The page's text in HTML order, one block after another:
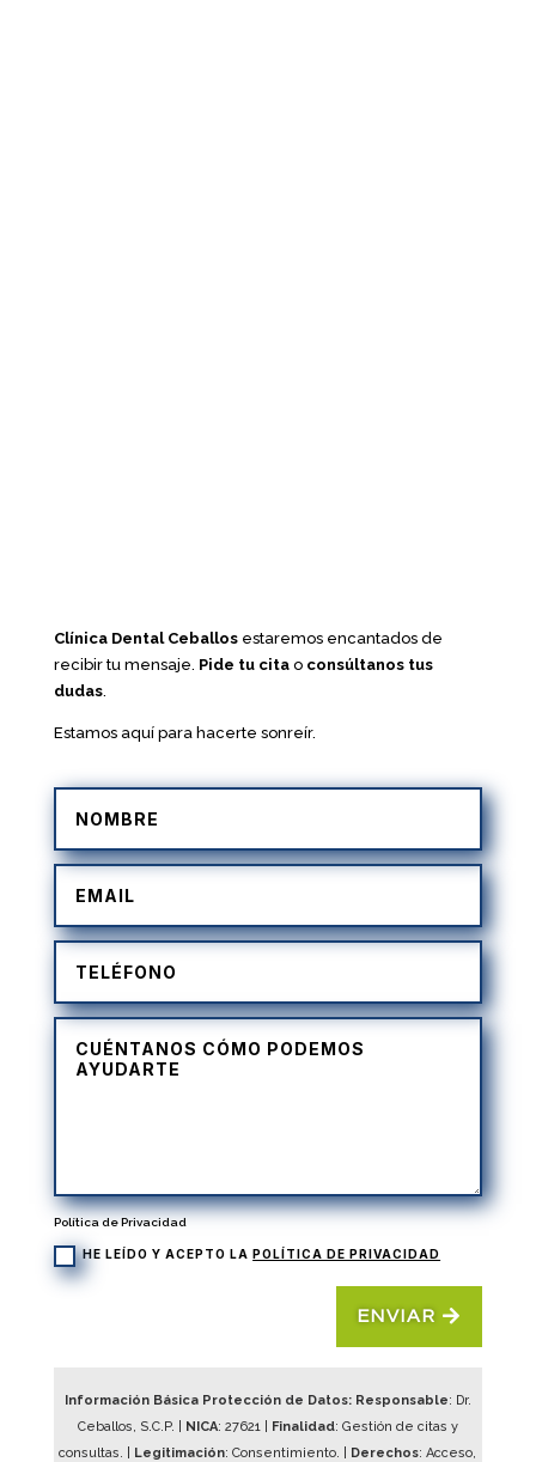
Clínica Dental Ceballosestaremos encantados de
recibir tu mensaje. Pide tu citao consúltanos tus
dudas.
Estamos aquí para hacerte sonreír.
Política de Privacidad
HE LEÍDO Y ACEPTO LA POLÍTICA DE PRIVACIDAD
ENVIAR
Información Básica Protección de Datos: Responsable: Dr.
Ceballos, S.C.P. |
NICA: 27621| Finalidad: Gestión de citas y
consultas. |
Legitimación: Consentimiento. | Derechos: Acceso,